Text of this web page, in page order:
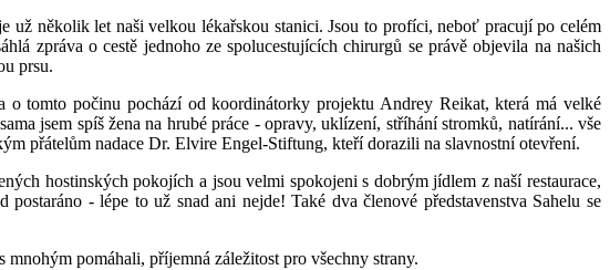
už několik let naši velkou lékařskou stanici. Jsou to profíci, neboť pracují po celém
zpráva o cestě jednoho ze spolucestujících chirurgů se právě objevila na našich
prsu.
o tomto počinu pochází od koordinátorky projektu Andrey Reikat, která má velké
jsem spíš žena na hrubé práce - opravy, uklízení, stříhání stromků, natírání... vše
přátelům nadace Dr. Elvire Engel-Stiftung, kteří dorazili na slavnostní otevření.
hostinských pokojích a jsou velmi spokojeni s dobrým jídlem z naší restaurace,
- lépe to už snad ani nejde! Také dva členové představenstva Sahelu se
pomáhali, příjemná záležitost pro všechny strany.